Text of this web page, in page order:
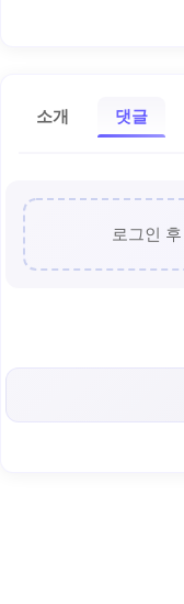
소개 댓글
로그인